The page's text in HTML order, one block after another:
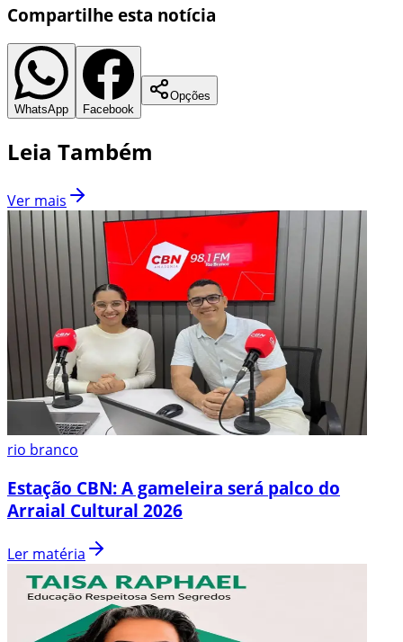
Compartilhe esta notícia
WhatsApp Facebook
Opções
Leia Também
Ver mais
rio branco
Estação CBN: A gameleira será palco do
Arraial Cultural 2026
Ler matéria